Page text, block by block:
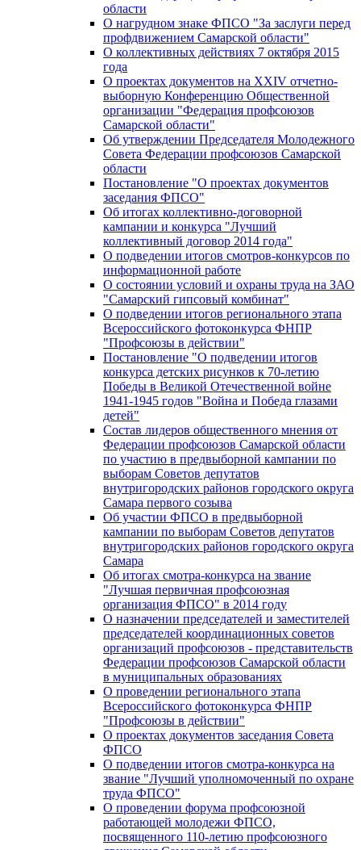
области
О нагрудном знаке ФПСО "За заслуги перед
профдвижением Самарской области"
О коллективных действиях 7 октября 2015
года
О проектах документов на XXIV отчетно-
выборную Конференцию Общественной
организации "Федерация профсоюзов
Самарской области"
Об утверждении Председателя Молодежного
Совета Федерации профсоюзов Самарской
области
Постановление "О проектах документов
заседания ФПСО"
Об итогах коллективно-договорной
кампании и конкурса "Лучший
коллективный договор 2014 года"
О подведении итогов смотров-конкурсов по
информационной работе
О состоянии условий и охраны труда на ЗАО
"Самарский гипсовый комбинат"
О подведении итогов регионального этапа
Всероссийского фотоконкурса ФНПР
"Профсоюзы в действии"
Постановление "О подведении итогов
конкурса детских рисунков к 70-летию
Победы в Великой Отечественной войне
1941-1945 годов "Война и Победа глазами
детей"
Состав лидеров общественного мнения от
Федерации профсоюзов Самарской области
по участию в предвыборной кампании по
выборам Советов депутатов
внутригородских районов городского округа
Самара первого созыва
Об участии ФПСО в предвыборной
кампании по выборам Советов депутатов
внутригородских районов городского округа
Самара
Об итогах смотра-конкурса на звание
"Лучшая первичная профсоюзная
организация ФПСО" в 2014 году
О назначении председателей и заместителей
председателей координационных советов
организаций профсоюзов - представительств
Федерации профсоюзов Самарской области
в муниципальных образованиях
О проведении регионального этапа
Всероссийского фотоконкурса ФНПР
"Профсоюзы в действии"
О проектах документов заседания Совета
ФПСО
О подведении итогов смотра-конкурса на
звание "Лучший уполномоченный по охране
труда ФПСО"
О проведении форума профсоюзной
работающей молодежи ФПСО,
посвященного 110-летию профсоюзного